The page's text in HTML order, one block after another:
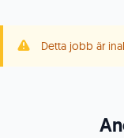
Detta jobb är